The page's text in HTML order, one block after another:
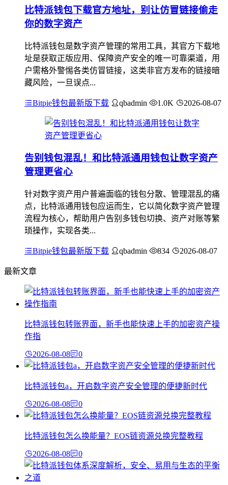
比特派钱包下载官方地址，别让仿冒链接偷走
你的数字资产
比特派钱包是数字资产管理的常用工具，其官方下载地
址是获取正版应用、保障资产安全的唯一可靠渠道，用
户需格外警惕各类仿冒链接，这类非官方发布的链接暗
藏风险，一旦误点...
Bitpie钱包最新版下载 qbadmin 1.0K 2026-08-07
告别钱包混乱！和比特派通用钱包让数字资产
管理更省心
针对数字资产用户普遍面临的钱包分散、管理混乱的痛
点，比特派通用钱包应运而生，它以简化数字资产管理
流程为核心，帮助用户告别多钱包切换、资产对账等繁
琐操作，实现各类...
Bitpie钱包最新版下载 qbadmin 834 2026-08-07
最新文章
比特派钱包转账界面，新手也能快速上手的加密资产操
作指
2026-08-08 0
比特派钱包a，开启数字资产安全管理的便捷新时代
2026-08-08 0
比特派钱包怎么换能量？EOS链资源兑换完整教程
2026-08-08 0